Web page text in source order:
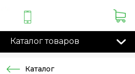
Каталог товаров
Каталог